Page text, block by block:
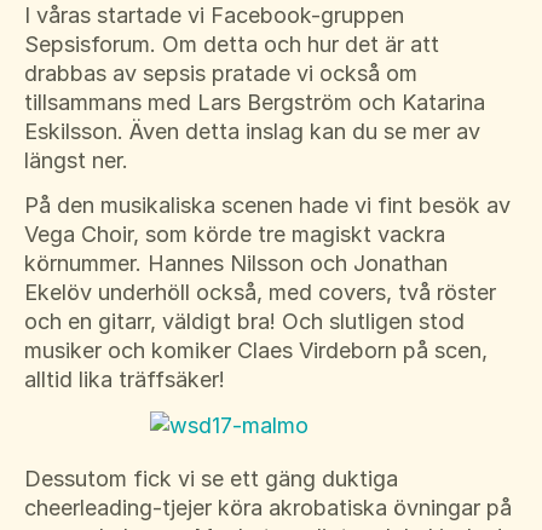
I våras startade vi Facebook-gruppen
Sepsisforum. Om detta och hur det är att
drabbas av sepsis pratade vi också om
tillsammans med Lars Bergström och Katarina
Eskilsson. Även detta inslag kan du se mer av
längst ner.
På den musikaliska scenen hade vi fint besök av
Vega Choir, som körde tre magiskt vackra
körnummer. Hannes Nilsson och Jonathan
Ekelöv underhöll också, med covers, två röster
och en gitarr, väldigt bra! Och slutligen stod
musiker och komiker Claes Virdeborn på scen,
alltid lika träffsäker!
Dessutom fick vi se ett gäng duktiga
cheerleading-tjejer köra akrobatiska övningar på